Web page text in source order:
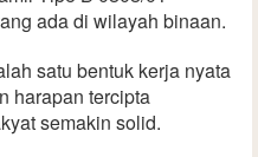
ada di wilayah binaan.
satu bentuk kerja nyata
harapan tercipta
semakin solid.